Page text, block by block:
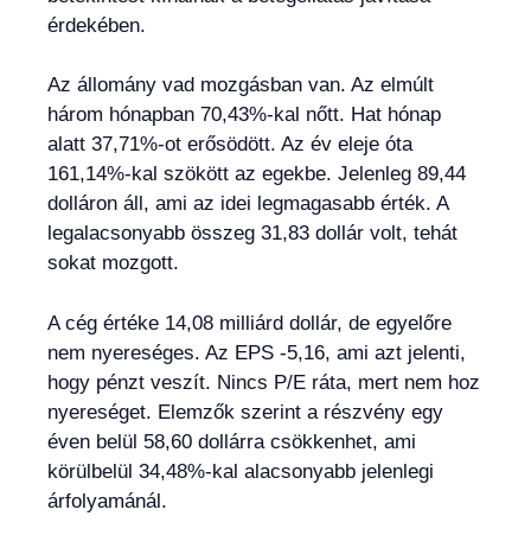
érdekében.
Az állomány vad mozgásban van. Az elmúlt
három hónapban 70,43%-kal nőtt. Hat hónap
alatt 37,71%-ot erősödött. Az év eleje óta
161,14%-kal szökött az egekbe. Jelenleg 89,44
dolláron áll, ami az idei legmagasabb érték. A
legalacsonyabb összeg 31,83 dollár volt, tehát
sokat mozgott.
A cég értéke 14,08 milliárd dollár, de egyelőre
nem nyereséges. Az EPS -5,16, ami azt jelenti,
hogy pénzt veszít. Nincs P/E ráta, mert nem hoz
nyereséget. Elemzők szerint a részvény egy
éven belül 58,60 dollárra csökkenhet, ami
körülbelül 34,48%-kal alacsonyabb jelenlegi
árfolyamánál.